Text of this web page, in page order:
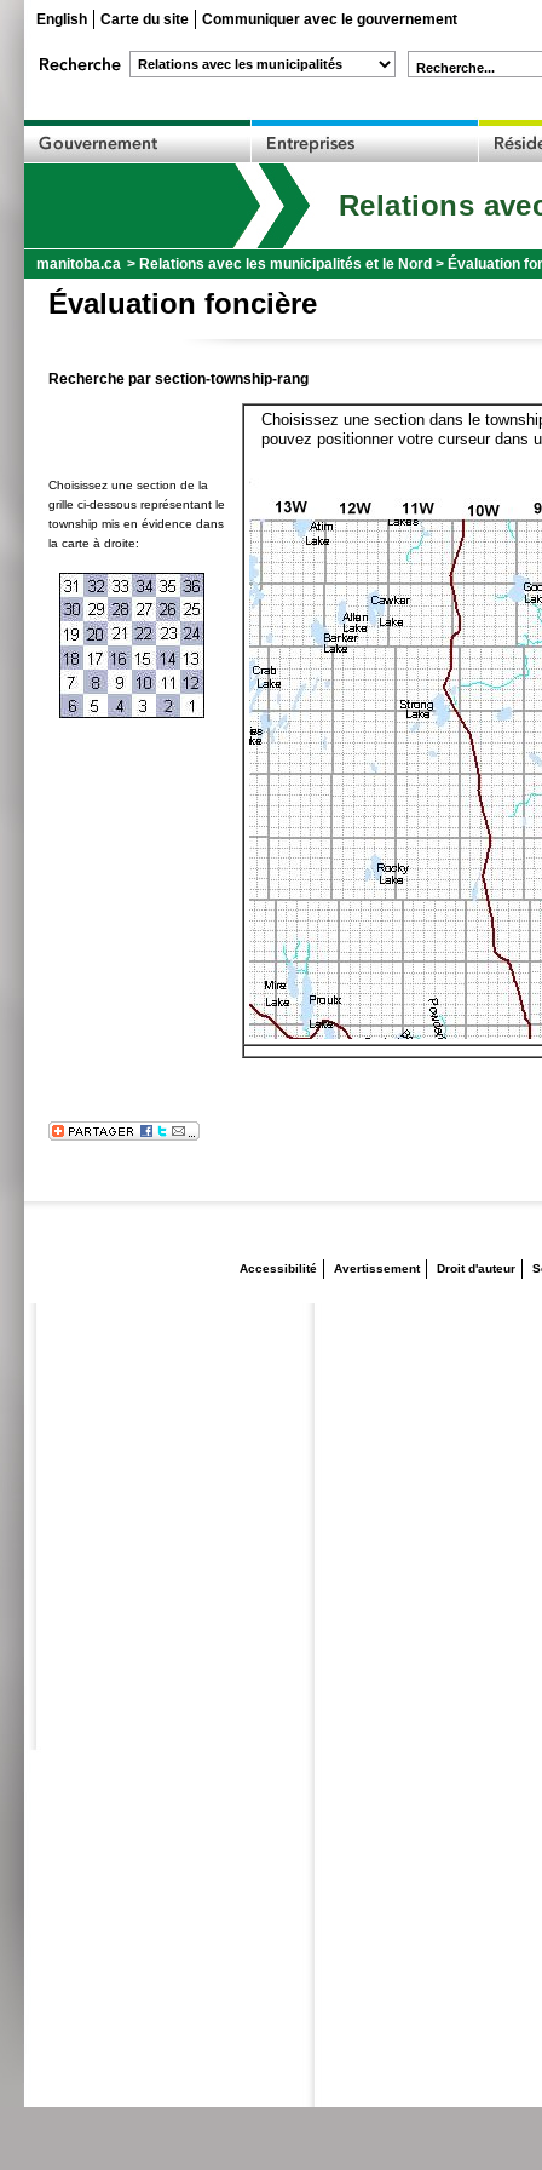
English Carte du site Communiquer avec le gouvernement
Recherche...
Relations
manitoba.ca > Relations avec les municipalités et le Nord > Évaluation
Évaluation foncière
Recherche par section-township-rang
Choisissez une section de la
grille ci-dessous représentant le
township mis en évidence dans
la carte à droite:
Choisissez une section dans le
pouvez positionner votre curseur dans
Accessibilité Avertissement Droit d'auteur